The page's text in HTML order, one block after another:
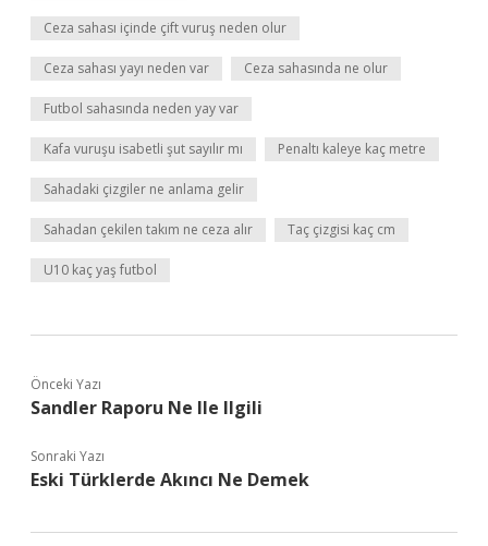
Ceza sahası içinde çift vuruş neden olur
Ceza sahası yayı neden var Ceza sahasında ne olur
Futbol sahasında neden yay var
Kafa vuruşu isabetli şut sayılır mı Penaltı kaleye kaç metre
Sahadaki çizgiler ne anlama gelir
Sahadan çekilen takım ne ceza alır Taç çizgisi kaç cm
U10 kaç yaş futbol
Önceki Yazı
Sandler Raporu Ne Ile Ilgili
Sonraki Yazı
Eski Türklerde Akıncı Ne Demek